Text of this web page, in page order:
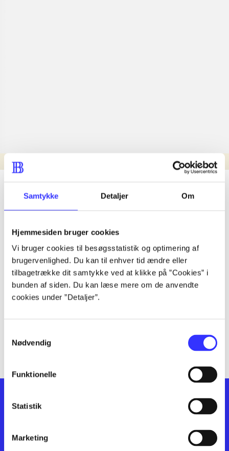
Samtykke Detaljer Om
Hjemmesiden bruger cookies
Vi bruger cookies til besøgsstatistik og optimering af
brugervenlighed. Du kan til enhver tid ændre eller
tilbagetrække dit samtykke ved at klikke på ”Cookies” i
bunden af siden. Du kan læse mere om de anvendte
cookies under ”Detaljer”.
Nødvendig
Funktionelle
Statistik
Marketing
Nyhed
lorem ipsum dolor sit amet ...
lorem ipsum dolor sit amet ...
lorem ipsum dolor sit amet ...
lorem ipsum dolor sit amet ...
lorem ipsum dolor sit amet ...
lorem ipsum dolor sit amet ...
lorem ipsum dolor sit amet ...